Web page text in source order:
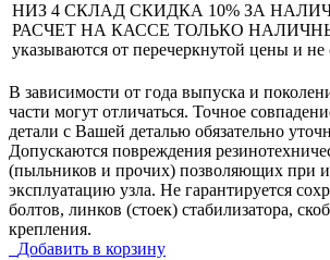
НИЗ 4 СКЛАД СКИДКА 10% ЗА
РАСЧЕТ НА КАССЕ ТОЛЬКО
указываются от перечеркнутой цены и
В зависимости от года выпуска и
части могут отличаться. Точное
детали с Вашей деталью обязательно
Допускаются повреждения
(пыльников и прочих) позволяющих при
эксплуатацию узла. Не гарантируется
болтов, линков (стоек) стабилизатора,
крепления.
Добавить в корзину